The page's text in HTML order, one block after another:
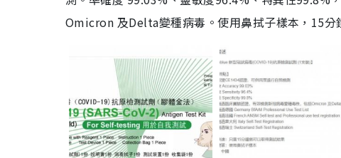
Omicron 及Delta變種病毒。使用鼻拭子樣本，15分